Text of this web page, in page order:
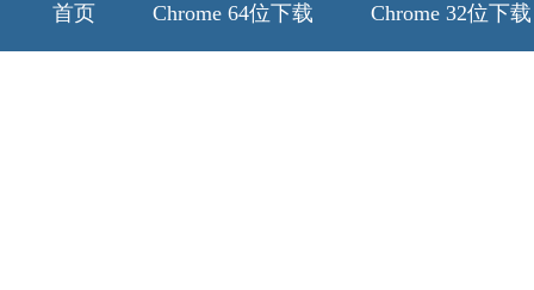
首页 Chrome 64位下载 Chrome 32位下载